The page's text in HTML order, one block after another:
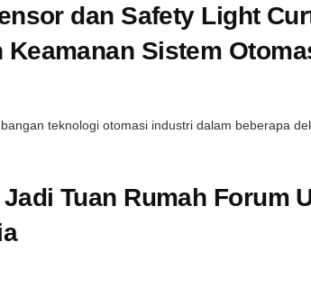
dan Safety Light
Keamanan Sistem
teknologi otomasi industri dalam beberapa
Tuan Rumah Forum